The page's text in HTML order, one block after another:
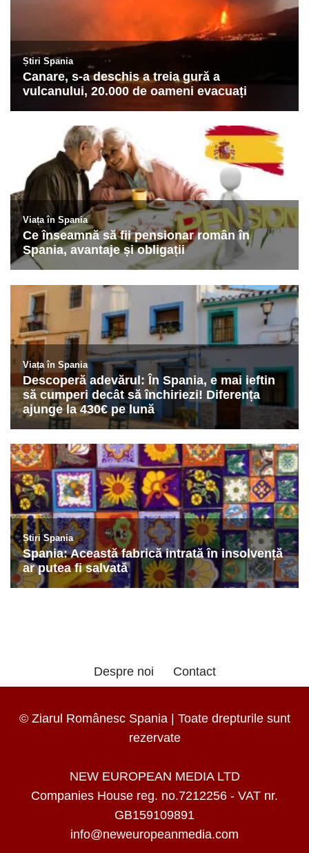
Despre noi Contact
© Ziarul Românesc Spania | Toate drepturile sunt
rezervate
NEW EUROPEAN MEDIA LTD
Companies House reg. no.7212256 - VAT nr.
GB159109891
info@neweuropeanmedia.com